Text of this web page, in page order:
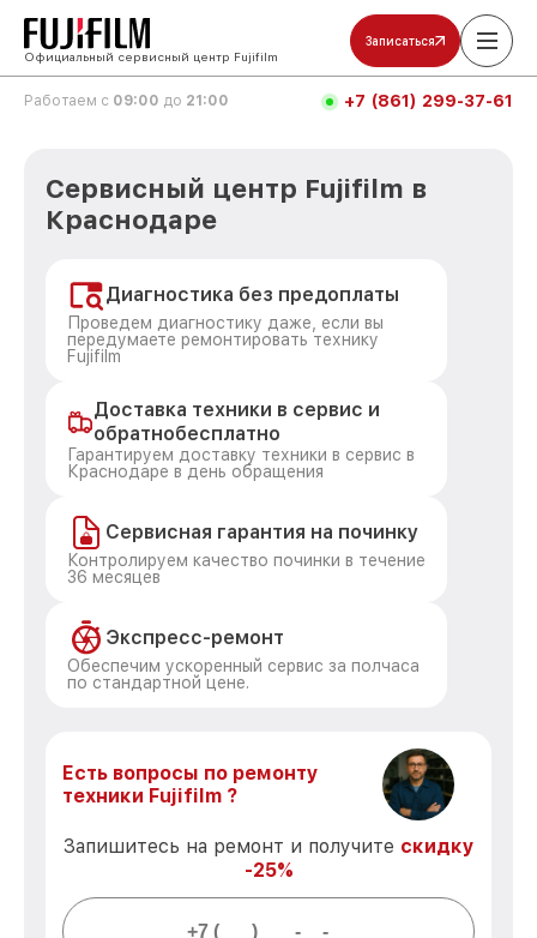
Официальный сервисный центр Fujifilm
Записаться
Работаем с 09:00 до 21:00 +7 (861) 299-37-61
Сервисный центр Fujifilm в
Краснодаре
Диагностика без предоплаты
Проведем диагностику даже, если вы
передумаете ремонтировать технику
Fujifilm
Доставка техники в сервис и
обратнобесплатно
Гарантируем доставку техники в сервис в
Краснодаре в день обращения
Сервисная гарантия на починку
Контролируем качество починки в течение
36 месяцев
Экспресс-ремонт
Обеспечим ускоренный сервис за полчаса
по стандартной цене.
Есть вопросы по ремонту
техники Fujifilm ?
Запишитесь на ремонт и получите скидку
-25%